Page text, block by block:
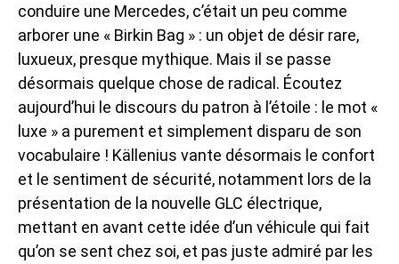
conduire une Mercedes, c’était un peu comme
arborer une « Birkin Bag » : un objet de désir rare,
luxueux, presque mythique. Mais il se passe
désormais quelque chose de radical. Écoutez
aujourd’hui le discours du patron à l’étoile : le mot «
luxe » a purement et simplement disparu de son
vocabulaire ! Källenius vante désormais le confort
et le sentiment de sécurité, notamment lors de la
présentation de la nouvelle GLC électrique,
mettant en avant cette idée d’un véhicule qui fait
qu’on se sent chez soi, et pas juste admiré par les